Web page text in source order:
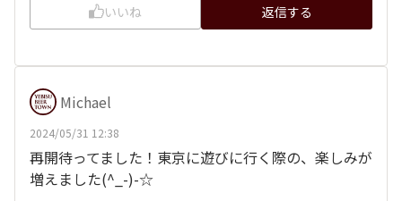
いいね 返信する
Michael
2024/05/31 12:38
再開待ってました！東京に遊びに行く際の、楽しみが
増えました(^_-)-☆